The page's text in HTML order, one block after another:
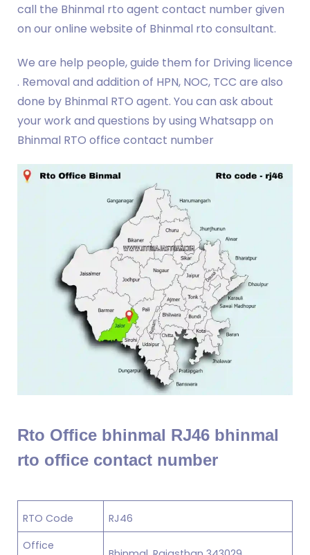
call the Bhinmal rto agent contact number given
on our online website of Bhinmal rto consultant.
We are help people, guide them for Driving licence
. Removal and addition of HPN, NOC, TCC are also
done by Bhinmal RTO agent. You can ask about
your work and questions by using Whatsapp on
Bhinmal RTO office contact number
Rto Office bhinmal RJ46 bhinmal
rto office contact number
RTO Code
RJ46
Office